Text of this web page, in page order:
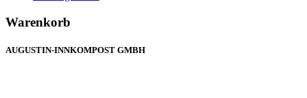
Warenkorb
AUGUSTIN-INNKOMPOST GMBH